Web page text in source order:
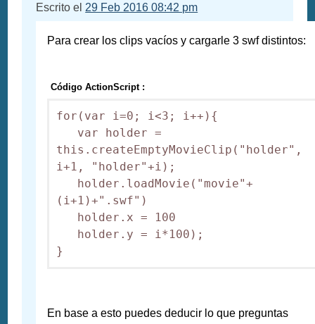
Escrito el 29 Feb 2016 08:42 pm
Para crear los clips vacíos y cargarle 3 swf distintos:
Código ActionScript :
for(var i=0; i<3; i++){
var holder =
this.createEmptyMovieClip("holder",
i+1, "holder"+i);
holder.loadMovie("movie"+
(i+1)+".swf")
holder.x = 100
holder.y = i*100);
}
En base a esto puedes deducir lo que preguntas